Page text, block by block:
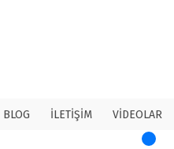
BLOG İLETİŞİM VİDEOLAR